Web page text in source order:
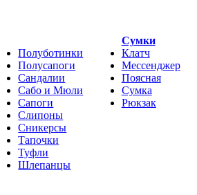
Полуботинки
Полусапоги
Сандалии
Сабо и Мюли
Сапоги
Слипоны
Сникерсы
Тапочки
Туфли
Шлепанцы
Cумки
Клатч
Мессенджер
Поясная
Сумка
Рюкзак